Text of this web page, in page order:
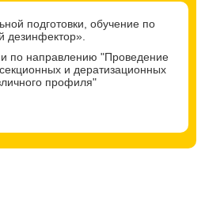
подготовки, обучение по
дезинфектор».
по направлению "Проведение
и дератизационных
профиля"